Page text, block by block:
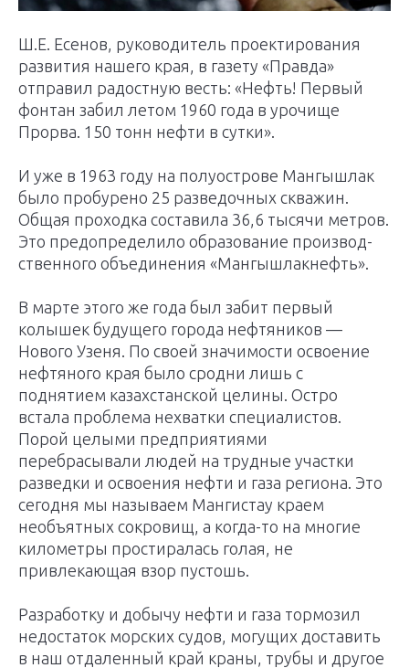
Ш.Е. Есенов, руководитель проектирования
развития нашего края, в газету «Правда»
отправил радостную весть: «Нефть! Первый
фонтан забил летом 1960 года в урочище
Прорва. 150 тонн нефти в сутки».
И уже в 1963 году на полуострове Мангышлак
было пробурено 25 разведочных скважин.
Общая проходка составила 36,6 тысячи метров.
Это предопределило образование производ­
ственного объединения «Мангышлакнефть».
В марте этого же года был забит первый
колышек будущего города нефтяников —
Нового Узеня. По своей значимости освоение
нефтяного края было сродни лишь с
поднятием казахстанской целины. Остро
встала проблема нехватки специалистов.
Порой целыми предприятиями
перебрасывали людей на трудные участки
разведки и освоения нефти и газа региона. Это
сегодня мы называем Мангистау краем
необъятных сокровищ, а когда-то на многие
километры про­стиралась голая, не
привлекающая взор пустошь.
Разработку и добычу нефти и газа тормозил
недостаток морских судов, могущих доставить
в наш отдаленный край краны, трубы и другое